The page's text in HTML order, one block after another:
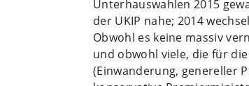
Unterhauswahlen 2015
der UKIP nahe; 2014
Obwohl es keine massiv
und obwohl viele, die für
(Einwanderung, genereller